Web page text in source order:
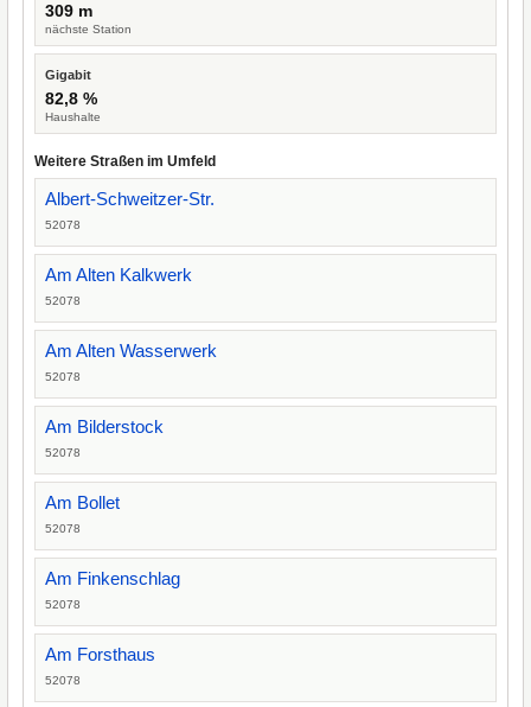
309 m
nächste Station
Gigabit
82,8 %
Haushalte
Weitere Straßen im Umfeld
Albert-Schweitzer-Str.
52078
Am Alten Kalkwerk
52078
Am Alten Wasserwerk
52078
Am Bilderstock
52078
Am Bollet
52078
Am Finkenschlag
52078
Am Forsthaus
52078